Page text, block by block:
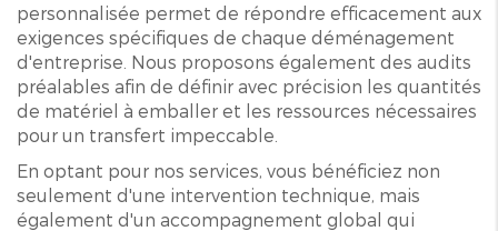
personnalisée permet de répondre efficacement aux
exigences spécifiques de chaque déménagement
d'entreprise. Nous proposons également des audits
préalables afin de définir avec précision les quantités
de matériel à emballer et les ressources nécessaires
pour un transfert impeccable.
En optant pour nos services, vous bénéficiez non
seulement d'une intervention technique, mais
également d'un accompagnement global qui